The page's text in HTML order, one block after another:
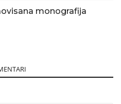
monografija